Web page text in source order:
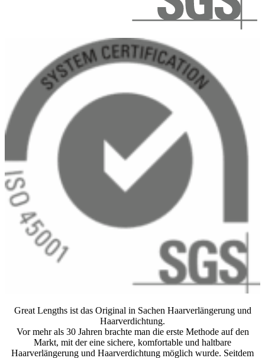
Great Lengths ist das Original in Sachen Haarverlängerung und
Haarverdichtung.
Vor mehr als 30 Jahren brachte man die erste Methode auf den
Markt, mit der eine sichere, komfortable und haltbare
Haarverlängerung und Haarverdichtung möglich wurde. Seitdem